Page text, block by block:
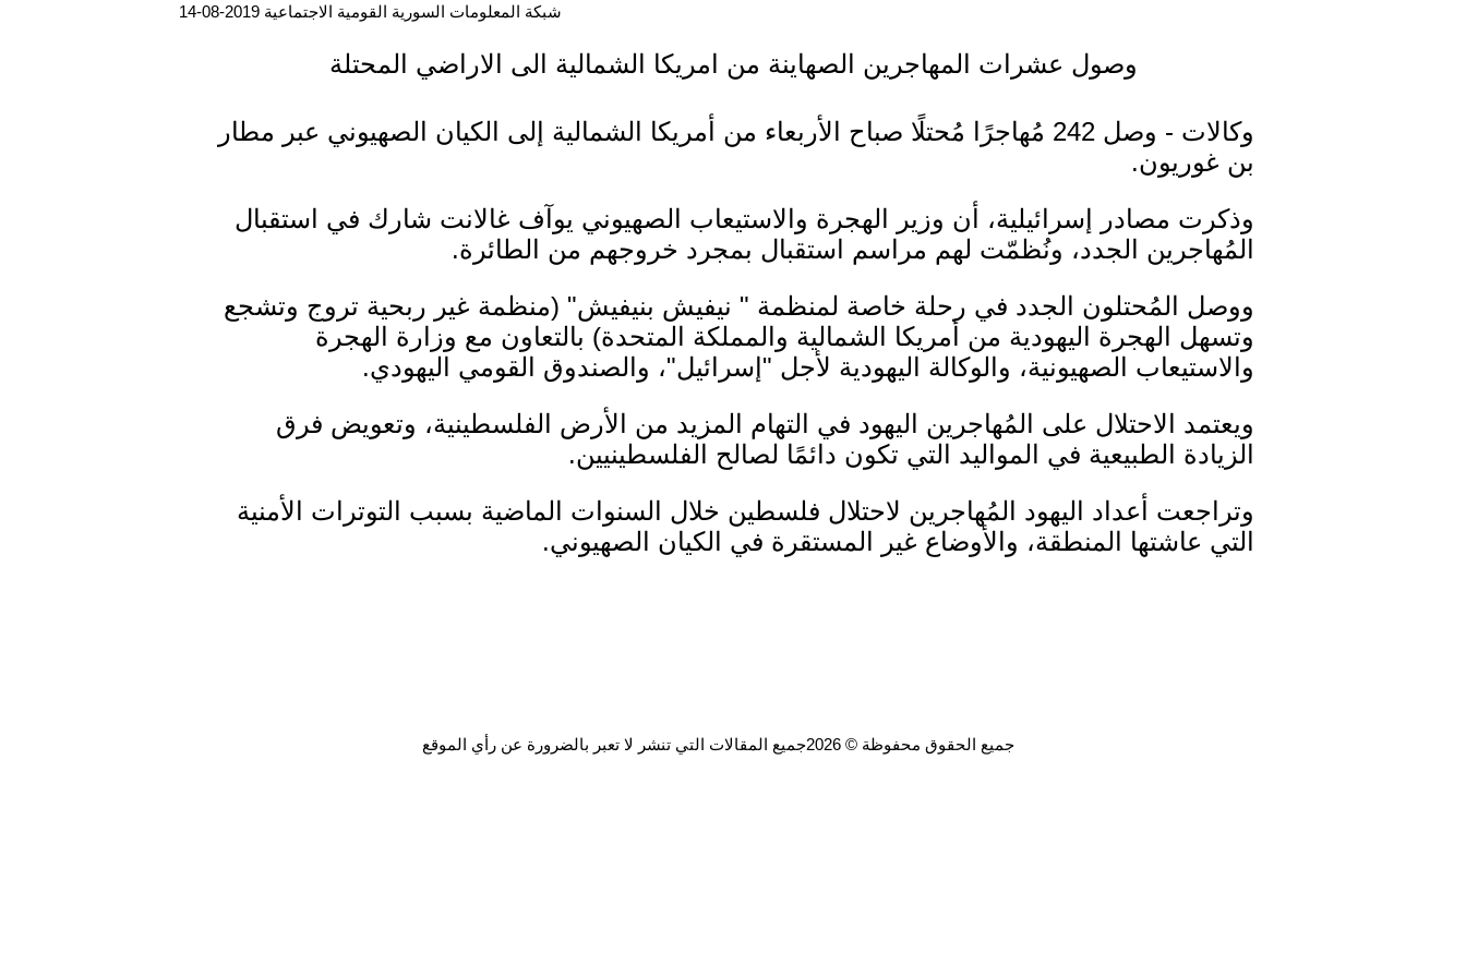
شبكة المعلومات السورية القومية الاجتماعية 2019-08-14
وصول عشرات المهاجرين الصهاينة من امريكا الشمالية الى الاراضي المحتلة
وكالات - وصل 242 مُهاجرًا مُحتلًا صباح الأربعاء من أمريكا الشمالية إلى الكيان الصهيوني عبر مطار
بن غوريون.
وذكرت مصادر إسرائيلية، أن وزير الهجرة والاستيعاب الصهيوني يوآف غالانت شارك في استقبال
المُهاجرين الجدد، ونُظمّت لهم مراسم استقبال بمجرد خروجهم من الطائرة.
ووصل المُحتلون الجدد في رحلة خاصة لمنظمة " نيفيش بنيفيش" (منظمة غير ربحية تروج وتشجع
وتسهل الهجرة اليهودية من أمريكا الشمالية و‌المملكة المتحدة) بالتعاون مع وزارة الهجرة
والاستيعاب الصهيونية، والوكالة اليهودية لأجل "إسرائيل"، والصندوق القومي اليهودي.
ويعتمد الاحتلال على المُهاجرين اليهود في التهام المزيد من الأرض الفلسطينية، وتعويض فرق
الزيادة الطبيعية في المواليد التي تكون دائمًا لصالح الفلسطينيين.
وتراجعت أعداد اليهود المُهاجرين لاحتلال فلسطين خلال السنوات الماضية بسبب التوترات الأمنية
التي عاشتها المنطقة، والأوضاع غير المستقرة في الكيان الصهيوني.
جميع الحقوق محفوظة © 2026جميع المقالات التي تنشر لا تعبر بالضرورة عن رأي الموقع